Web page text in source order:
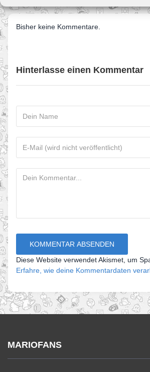
Bisher keine Kommentare.
Hinterlasse einen Kommentar
Diese Website verwendet Akismet, um
Erfahre, wie deine Kommentardaten
MARIOFANS